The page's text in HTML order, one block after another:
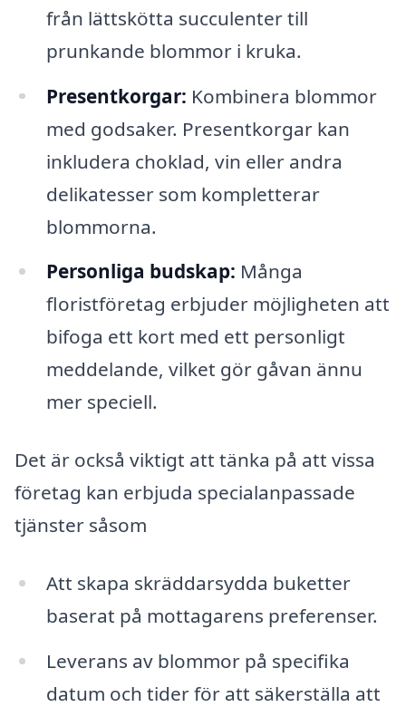
från lättskötta succulenter till
prunkande blommor i kruka.
Presentkorgar: Kombinera blommor
med godsaker. Presentkorgar kan
inkludera choklad, vin eller andra
delikatesser som kompletterar
blommorna.
Personliga budskap: Många
floristföretag erbjuder möjligheten att
bifoga ett kort med ett personligt
meddelande, vilket gör gåvan ännu
mer speciell.
Det är också viktigt att tänka på att vissa
företag kan erbjuda specialanpassade
tjänster såsom
Att skapa skräddarsydda buketter
baserat på mottagarens preferenser.
Leverans av blommor på specifika
datum och tider för att säkerställa att